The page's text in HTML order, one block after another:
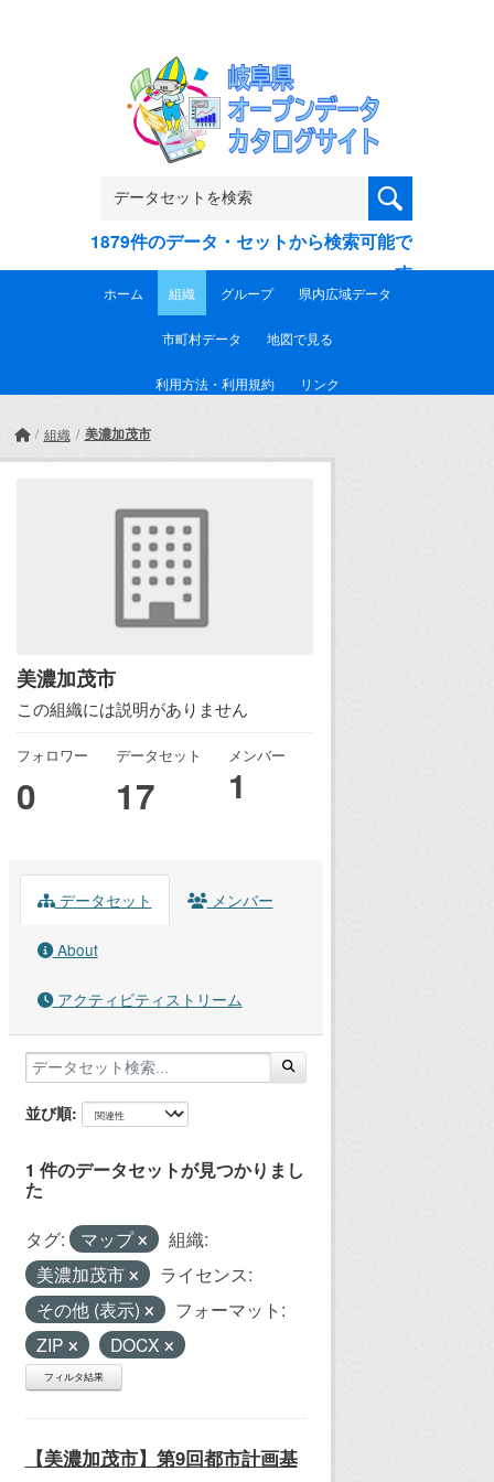
1879件のデータ・セットから検索可能で
す
ホーム 組織 グループ 県内広域データ
市町村データ 地図で見る
利用方法・利用規約 リンク
組織 美濃加茂市
美濃加茂市
この組織には説明がありません
フォロワー
0
データセット
17
メンバー
1
データセット メンバー
About
アクティビティストリーム
並び順
1 件のデータセットが見つかりまし
た
タグ: マップ
組織:
美濃加茂市
ライセンス:
その他 (表示)
フォーマット:
ZIP
DOCX
フィルタ結果
【美濃加茂市】第9回都市計画基